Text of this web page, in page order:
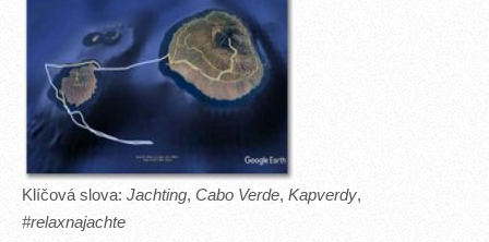
Klíčová slova: Jachting, Cabo Verde, Kapverdy,
#relaxnajachte